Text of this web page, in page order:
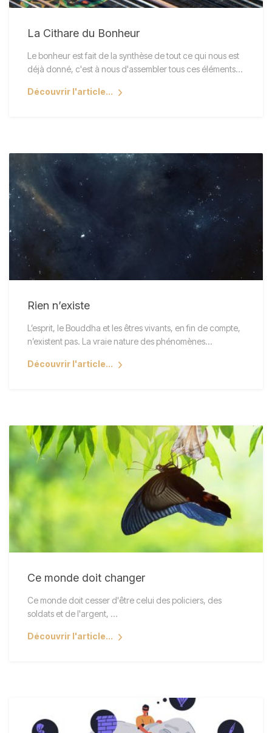
La Cithare du Bonheur
Le bonheur est fait de la synthèse de tout ce qui nous est
déjà donné, c'est à nous d'assembler tous ces éléments…
Découvrir l'article...
Rien n’existe
L’esprit, le Bouddha et les êtres vivants, en fin de compte,
n’existent pas. La vraie nature des phénomènes…
Découvrir l'article...
Ce monde doit changer
Ce monde doit cesser d'être celui des policiers, des
soldats et de l'argent, ...
Découvrir l'article...